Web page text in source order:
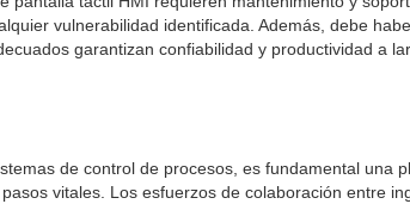
vulnerabilidad identificada. Además, debe
garantizan confiabilidad y productividad a
de control de procesos, es fundamental
vitales. Los esfuerzos de colaboración entre